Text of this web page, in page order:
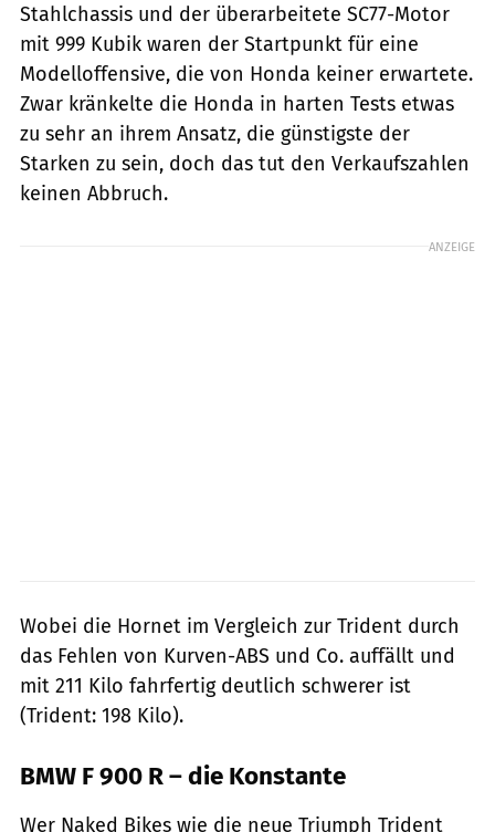
Stahlchassis und der überarbeitete SC77-Motor
mit 999 Kubik waren der Startpunkt für eine
Modelloffensive, die von Honda keiner erwartete.
Zwar kränkelte die Honda in harten Tests etwas
zu sehr an ihrem Ansatz, die günstigste der
Starken zu sein, doch das tut den Verkaufszahlen
keinen Abbruch.
ANZEIGE
Wobei die Hornet im Vergleich zur Trident durch
das Fehlen von Kurven-ABS und Co. auffällt und
mit 211 Kilo fahrfertig deutlich schwerer ist
(Trident: 198 Kilo).
BMW F 900 R – die Konstante
Wer Naked Bikes wie die neue Triumph Trident